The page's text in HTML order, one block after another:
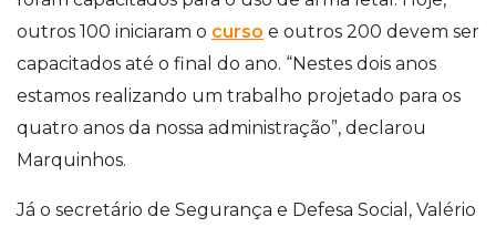
outros 100 iniciaram o curso e outros 200 devem ser
capacitados até o final do ano. “Nestes dois anos
estamos realizando um trabalho projetado para os
quatro anos da nossa administração”, declarou
Marquinhos.
Já o secretário de Segurança e Defesa Social, Valério